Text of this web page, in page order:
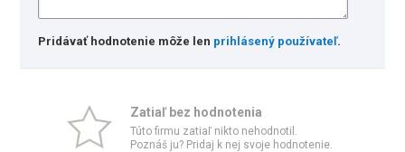
Pridávať hodnotenie môže len prihlásený používateľ.
Zatiaľ bez hodnotenia
Túto firmu zatiaľ nikto nehodnotil.
Poznáš ju? Pridaj k nej svoje hodnotenie.